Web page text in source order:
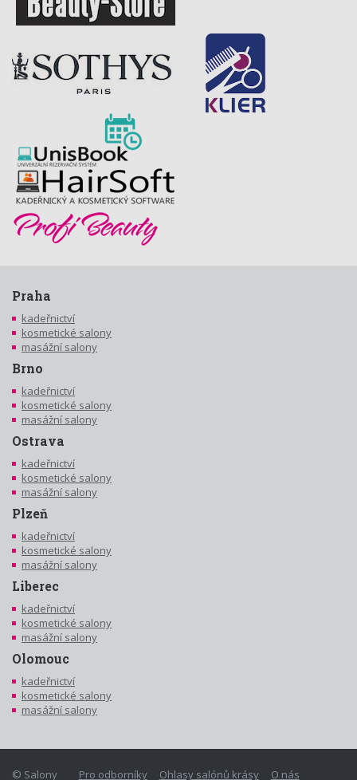
Praha
kadeřnictví
kosmetické salony
masážní salony
Brno
kadeřnictví
kosmetické salony
masážní salony
Ostrava
kadeřnictví
kosmetické salony
masážní salony
Plzeň
kadeřnictví
kosmetické salony
masážní salony
Liberec
kadeřnictví
kosmetické salony
masážní salony
Olomouc
kadeřnictví
kosmetické salony
masážní salony
Pro odborníky Ohlasy salónů krásy O nás
© Salony